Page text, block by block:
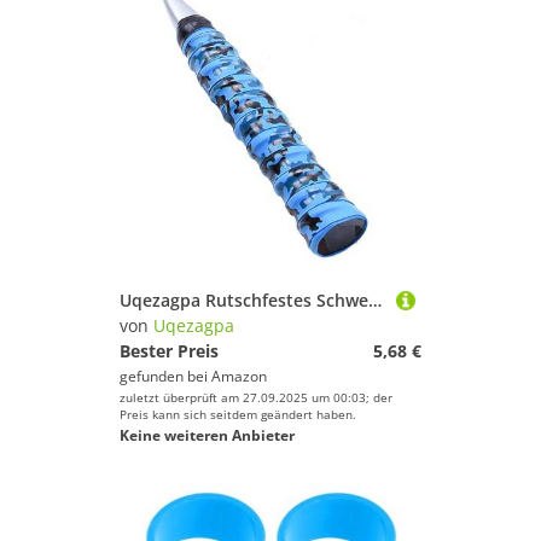
Uqezagpa Rutschfestes Schweißband für Tennisschläger und Badmintons, Sport-Tape, Kopf
von Uqezagpa
Bester Preis
5,68 €
gefunden bei Amazon
zuletzt überprüft am 27.09.2025 um 00:03; der
Preis kann sich seitdem geändert haben.
Keine weiteren Anbieter